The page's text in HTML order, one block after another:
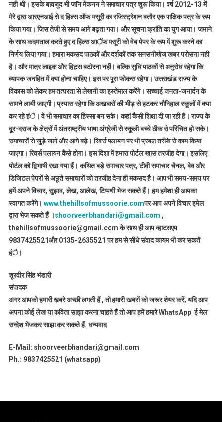
नही थी। इसके बावजूद भी जाॅन मेकनन ने समाचार पत्र शुरू किया। वर्ष 2012-13 में
मेरे द्वारा आरएनआई से द हिल्स ऑफ मसूरी का रजिस्ट्रेशन बतौर एक पाक्षिक पत्र के रूप
किया गया। जिस तेजी से समय आगे बढ़ता गया। और सूचना क्रांति का युग आया। जमाने
के साथ कदमताल करते हुए द हिल्स आॅफ मसूरी को वेब पेपर के रूप में शुरू करने का
निर्णय लिया गया। हमारा मकसद पाठकों और दर्शकों तक सनसनीखेज खबर परोसना नही
है। और मात्र लाइक और हिट्स बटोरना नही। बल्कि सुधि पाठकों से अनुरोध रहेगा कि
व्यापक जनहित में क्या होना चाहिए। इस पर पूरा फोकस रहेगा। उत्तराखंड राज्य के
विकास को लेकर हम तत्परता से लेखनी का इस्तेमाल करेंगे। सच्चाई जनता-जनार्दन के
सामने लायी जाएगी। प्रयास रहेगा कि अखबारों की भीड़ से हटकर नौनिहाल स्कूलों में क्या
कर रहे हंै। वे भी समाचार का हिस्सा बन सके। कहां कैसी शिक्षा दी जा रही है। राज्य के
दूर-दराज के क्षेत्रों में अंतराष्ट्रीय भाषा अंग्रेजी से स्कूली बच्चे ठीक से परिचित हो सके।
समाचारों से जुड़े जाने और आगे बढ़े। रिवर्स पलायन पर भी प्रबल तरीके से काम किया
जाएगा। रिवर्स पलायन कैसे होगा। इस दिशा में हमारा पोर्टल खास तरजीह देगा। इसलिए
पोर्टल को द्विभाषी रखा गया हैं। कथित बड़े समाचार पत्र, टीवी समाचार चैनल, बेव और
डिजिटल पेपरों से अछूते समाचारों को तरजीह देना ही मकसद है। आप भी समय-समय पर
हमें अपने विचार, सुझाव, लेख, आलेख, टिप्पणी भेज सकते हैं। हम हमेशा ही आपका
स्वागत करेंगे। www.thehillsofmussoorie.comपर आप अपने विचार इमेल
द्वारा भेज सकते हैं ।shoorveerbhandari@gmail.com ,
thehillsofmussoorie@gmail.com के साथ ही आप व्हाटसएप
9837425521और 0135-2635521 पर हम से सीधे संवाद कायम भी कर सकतें
हंै।
शूरवीर सिंह भंडारी
संपादक
अगर आपको हमारी ख़बरे अच्छी लगती हैं , तो हमारी खबरों को जरूर शेयर करें, यदि आप
अपना कोई लेख या कविता साझा करना चाहते हैं तो आप हमें हमारे WhatsApp ई मेल
सन्देश भेजकर साझा कर सकते हैं. धन्यवाद
E-Mail: shoorveerbhandari@gmail.com
Ph.: 9837425521 (whatsapp)